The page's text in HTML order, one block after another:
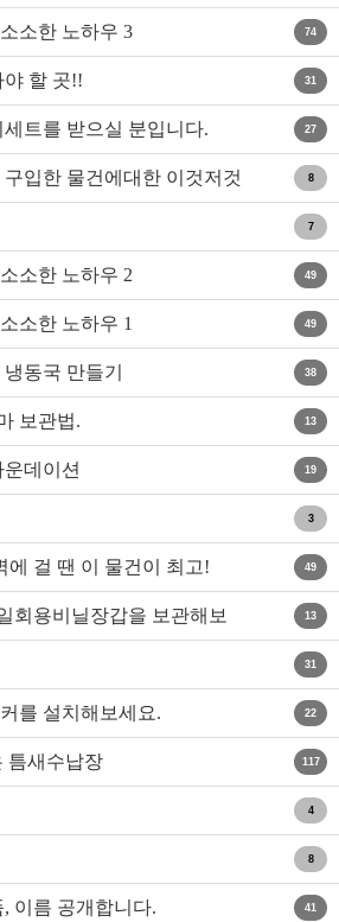
소한 노하우 3 74
야 할 곳!! 31
트를 받으실 분입니다. 27
입한 물건에대한 이것저것 8
7
소한 노하우 2 49
소한 노하우 1 49
동국 만들기 38
보관법. 13
데이션 19
3
에 걸 땐 이 물건이 최고! 49
회용비닐장갑을 보관해보 13
31
를 설치해보세요. 22
틈새수납장 117
4
8
이름 공개합니다. 41